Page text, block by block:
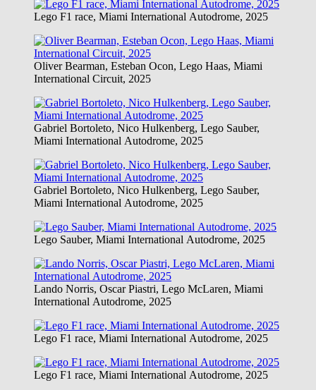
Lego F1 race, Miami International Autodrome, 2025
Oliver Bearman, Esteban Ocon, Lego Haas, Miami
International Circuit, 2025
Gabriel Bortoleto, Nico Hulkenberg, Lego Sauber,
Miami International Autodrome, 2025
Gabriel Bortoleto, Nico Hulkenberg, Lego Sauber,
Miami International Autodrome, 2025
Lego Sauber, Miami International Autodrome, 2025
Lando Norris, Oscar Piastri, Lego McLaren, Miami
International Autodrome, 2025
Lego F1 race, Miami International Autodrome, 2025
Lego F1 race, Miami International Autodrome, 2025